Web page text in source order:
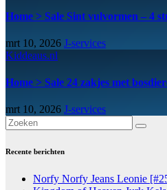
Home > Sale Sint vulvormen – 4
mrt 10, 2026 J-services
Kiddeaus.nl
Home > Sale 24 zakjes met
mrt 10, 2026 J-services
Recente berichten
Norfy Norfy Jeans Leonie